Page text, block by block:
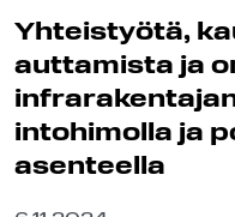
Yhteistyötä,
auttamista ja
intohimolla ja
asenteella